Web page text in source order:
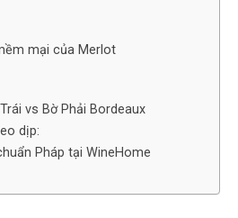
mại của Merlot
vs Bờ Phải Bordeaux
dịp:
Pháp tại WineHome